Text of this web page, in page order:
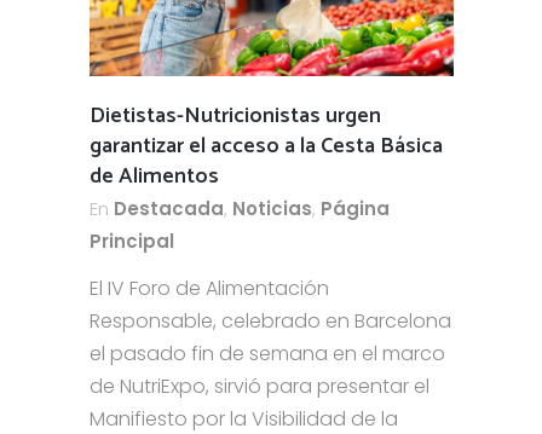
Dietistas-Nutricionistas urgen
garantizar el acceso a la Cesta Básica
de Alimentos
En Destacada, Noticias, Página
Principal
El IV Foro de Alimentación
Responsable, celebrado en Barcelona
el pasado fin de semana en el marco
de NutriExpo, sirvió para presentar el
Manifiesto por la Visibilidad de la